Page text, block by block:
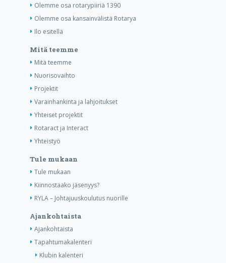
Olemme osa rotarypiiriä 1390
Olemme osa kansainvälistä Rotarya
Ilo esitellä
Mitä teemme
Mitä teemme
Nuorisovaihto
Projektit
Varainhankinta ja lahjoitukset
Yhteiset projektit
Rotaract ja Interact
Yhteistyö
Tule mukaan
Tule mukaan
Kiinnostaako jäsenyys?
RYLA – Johtajuuskoulutus nuorille
Ajankohtaista
Ajankohtaista
Tapahtumakalenteri
Klubin kalenteri